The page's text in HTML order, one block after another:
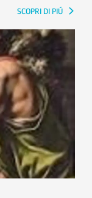
SCOPRI DI PIÚ